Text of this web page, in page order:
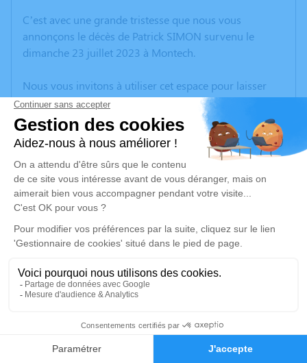
Faire-part Hommages
C’est avec une grande tristesse que nous vous
annonçons le décès de Patrick SIMON survenu le
dimanche 23 juillet 2023 à Montech.
Nous vous invitons à utiliser cet espace pour laisser
vos condoléances, partager des photos souvenirs, une
anecdote ou exprimer vos pensées à travers des
poèmes ou des textes. Cet endroit est un lieu
d'expression dédié à honorer la mémoire de Patrick
SIMON.
Un service de plantation d’arbre hommage est
disponible ici.
Je rends hommage
Cérémonie civile
Crématorium de Montauban
100 Route de Saint-Martial